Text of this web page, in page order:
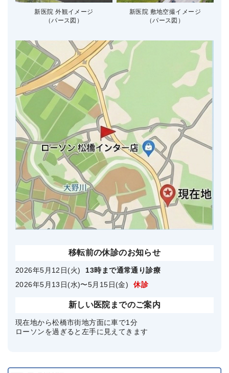
新医院 外観イメージ
（パース図）
新医院 敷地空撮イメージ
（パース図）
移転前の休診のお知らせ
2026年5月12日(火)
13時まで通常通り診療
2026年5月13日(水)〜5月15日(金)
休診
新しい医院までのご案内
現在地から松橋市街地方面に車で1分
ローソンを過ぎると左手に見えてきます